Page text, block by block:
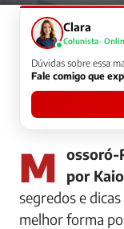
Clara
Colunista ·
Dúvidas sobre essa
Fale comigo que
Mossoró-RN, 9 de novembro de 2022, por
segredos e
melhor forma